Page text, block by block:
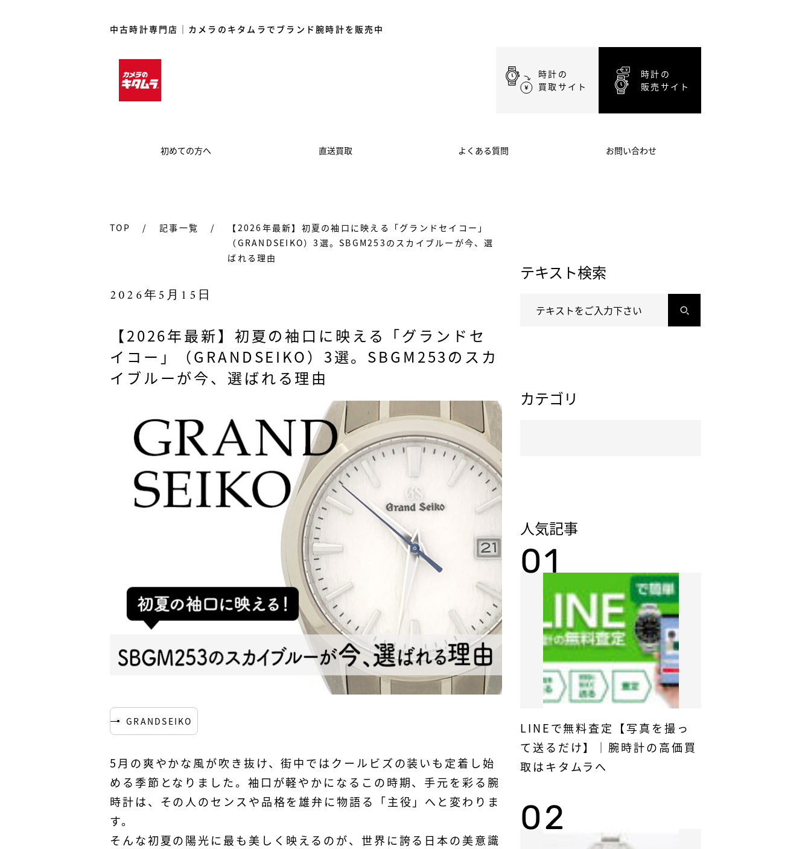
中古時計専門店｜カメラのキタムラでブランド腕時計を販売中
時計の
買取サイト
時計の
販売サイト
初めての方へ 直送買取 よくある質問 お問い合わせ
TOP / 記事一覧 /
【2026年最新】初夏の袖口に映える「グランドセイコー」
（GRANDSEIKO）3選。SBGM253のスカイブルーが今、選
ばれる理由
2026年5月15日
【2026年最新】初夏の袖口に映える「グランドセ
イコー」（GRANDSEIKO）3選。SBGM253のスカ
イブルーが今、選ばれる理由
GRANDSEIKO
5月の爽やかな風が吹き抜け、街中ではクールビズの装いも定着し始
める季節となりました。袖口が軽やかになるこの時期、手元を彩る腕
時計は、その人のセンスや品格を雄弁に物語る「主役」へと変わりま
す。
そんな初夏の陽光に最も美しく映えるのが、世界に誇る日本の美意識
テキスト検索
カテゴリ
人気記事
LINEで無料査定【写真を撮っ
て送るだけ】｜腕時計の高価買
取はキタムラへ